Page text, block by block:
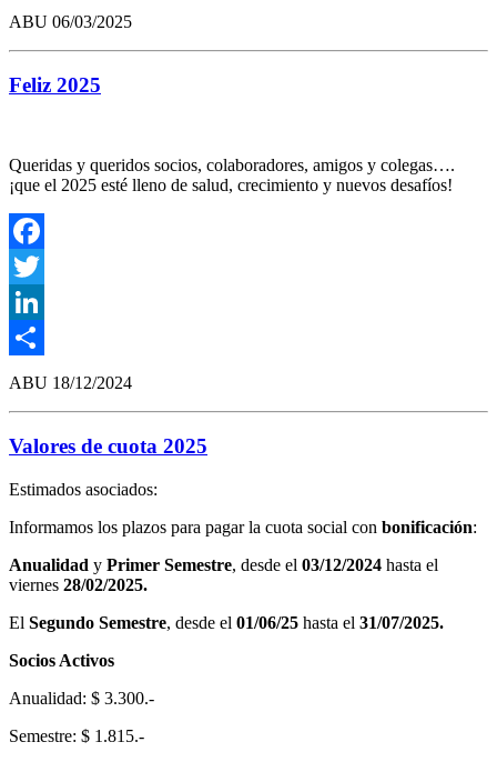
Compartir
ABU 06/03/2025
Feliz 2025
Queridas y queridos socios, colaboradores, amigos y colegas….
¡que el 2025 esté lleno de salud, crecimiento y nuevos desafíos!
Facebook
Twitter
LinkedIn
Compartir
ABU 18/12/2024
Valores de cuota 2025
Estimados asociados:
Informamos los plazos para pagar la cuota social con bonificación:
Anualidad y Primer Semestre, desde el 03/12/2024 hasta el
viernes 28/02/2025.
El Segundo Semestre, desde el 01/06/25 hasta el 31/07/2025.
Socios Activos
Anualidad: $ 3.300.-
Semestre: $ 1.815.-